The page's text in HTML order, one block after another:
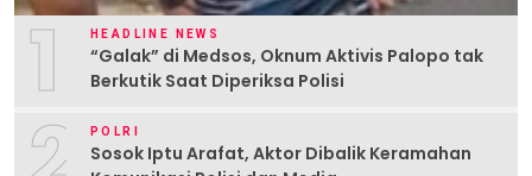
1 HEADLINE NEWS
“Galak” di Medsos, Oknum Aktivis Palopo tak
Berkutik Saat Diperiksa Polisi
POLRI
Sosok Iptu Arafat, Aktor Dibalik Keramahan